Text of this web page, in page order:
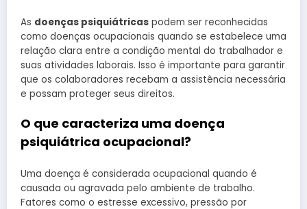
As doenças psiquiátricas podem ser reconhecidas
como doenças ocupacionais quando se estabelece uma
relação clara entre a condição mental do trabalhador e
suas atividades laborais. Isso é importante para garantir
que os colaboradores recebam a assistência necessária
e possam proteger seus direitos.
O que caracteriza uma doença
psiquiátrica ocupacional?
Uma doença é considerada ocupacional quando é
causada ou agravada pelo ambiente de trabalho.
Fatores como o estresse excessivo, pressão por